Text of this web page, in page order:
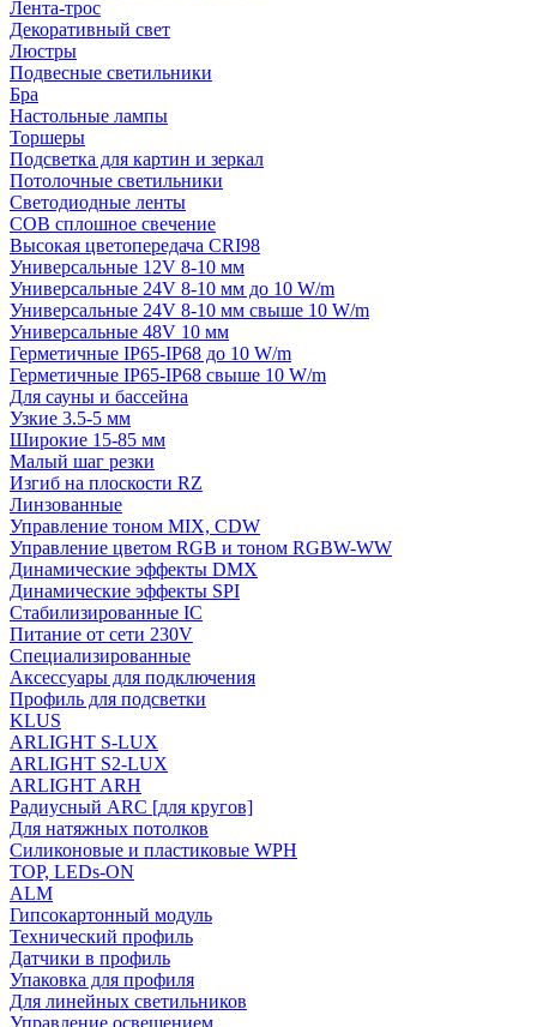
Лента-трос
Декоративный свет
Люстры
Подвесные светильники
Бра
Настольные лампы
Торшеры
Подсветка для картин и зеркал
Потолочные светильники
Светодиодные ленты
COB сплошное свечение
Высокая цветопередача CRI98
Универсальные 12V 8-10 мм
Универсальные 24V 8-10 мм до 10 W/m
Универсальные 24V 8-10 мм свыше 10 W/m
Универсальные 48V 10 мм
Герметичные IP65-IP68 до 10 W/m
Герметичные IP65-IP68 свыше 10 W/m
Для сауны и бассейна
Узкие 3.5-5 мм
Широкие 15-85 мм
Малый шаг резки
Изгиб на плоскости RZ
Линзованные
Управление тоном MIX, CDW
Управление цветом RGB и тоном RGBW-WW
Динамические эффекты DMX
Динамические эффекты SPI
Стабилизированные IC
Питание от сети 230V
Специализированные
Аксессуары для подключения
Профиль для подсветки
KLUS
ARLIGHT S-LUX
ARLIGHT S2-LUX
ARLIGHT ARH
Радиусный ARC [для кругов]
Для натяжных потолков
Силиконовые и пластиковые WPH
TOP, LEDs-ON
ALM
Гипсокартонный модуль
Технический профиль
Датчики в профиль
Упаковка для профиля
Для линейных светильников
Управление освещением